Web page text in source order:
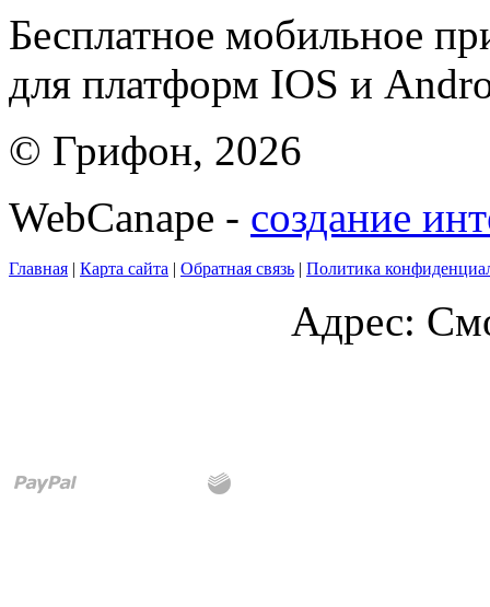
Бесплатное мобильное
для платформ IOS и
© Грифон, 2026
WebCanape - создание
Главная | Карта сайта | Обратная связь | Политика
Адрес: